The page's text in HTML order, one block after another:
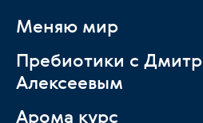
Меняю мир
Пребиотики с
Алексеевым
Арома курс